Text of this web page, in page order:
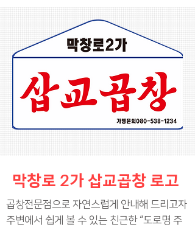
막창로 2가 삽교곱창 로고
곱창전문점으로 자연스럽게 안내해 드리고자
주변에서 쉽게 볼 수 있는 친근한 “도로명 주